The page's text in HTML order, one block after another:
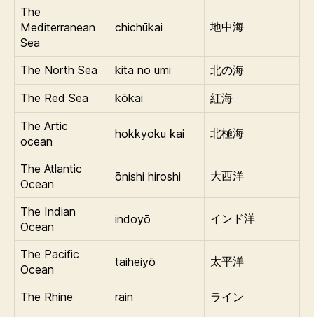
The
Mediterranean
Sea
chichūkai 地中海
The North Sea kita no umi 北の海
The Red Sea kōkai 紅海
The Artic
ocean
hokkyoku kai 北極海
The Atlantic
Ocean
ōnishi hiroshi 大西洋
The Indian
Ocean
indoyō インド洋
The Pacific
Ocean
taiheiyō 太平洋
The Rhine rain ライン